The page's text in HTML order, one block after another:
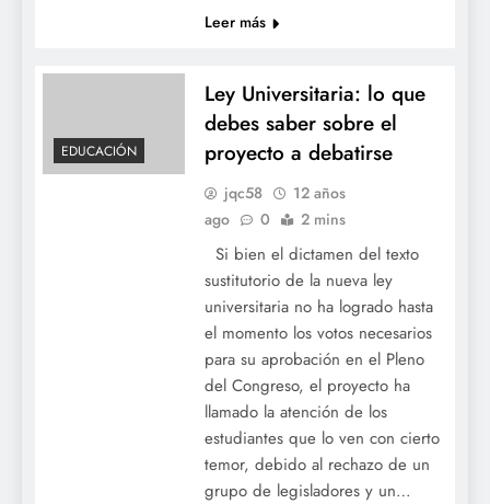
Leer más
EDUCACIÓN
Ley Universitaria: lo que
debes saber sobre el
proyecto a debatirse
jqc58
12 años
ago
0 2 mins
Si bien el dictamen del texto
sustitutorio de la nueva ley
universitaria no ha logrado hasta
el momento los votos necesarios
para su aprobación en el Pleno
del Congreso, el proyecto ha
llamado la atención de los
estudiantes que lo ven con cierto
temor, debido al rechazo de un
grupo de legisladores y un…